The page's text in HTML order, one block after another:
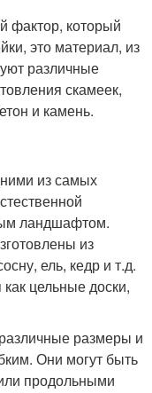
фактор, который
это материал, из
различные
скамеек,
и камень.
из самых
ландшафтом.
из
ель, кедр и т.д.
цельные доски,
размеры и
Они могут быть
продольными